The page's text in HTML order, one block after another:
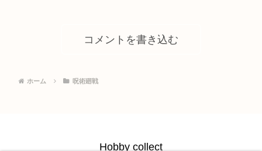
コメントを書き込む
ホーム 呪術廻戦
Hobby collect